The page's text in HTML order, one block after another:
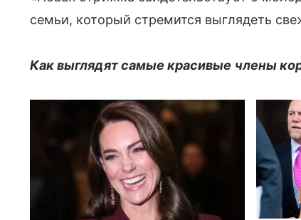
семьи, который стремится выглядеть
Как выглядят самые красивые члены